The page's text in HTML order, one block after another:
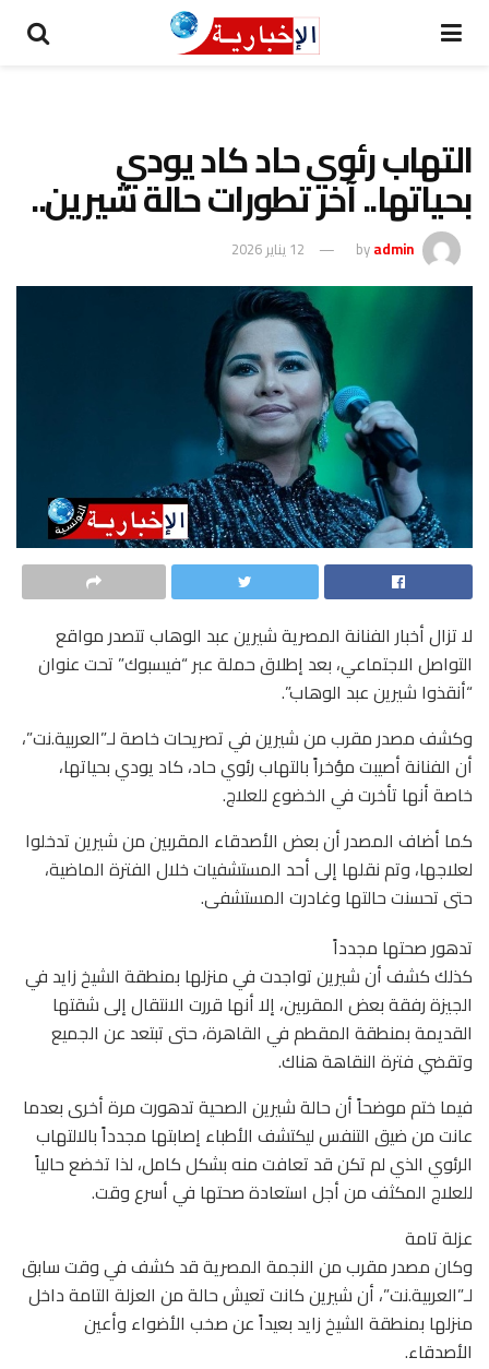
التهاب رئوي حاد كاد يودي
بحياتها.. آخر تطورات حالة شيرين..
byadmin 12 يناير 2026
لا تزال أخبار الفنانة المصرية شيرين عبد الوهاب تتصدر مواقع
التواصل الاجتماعي، بعد إطلاق حملة عبر “فيسبوك” تحت عنوان
“أنقذوا شيرين عبد الوهاب”.
وكشف مصدر مقرب من شيرين في تصريحات خاصة لـ”العربية.نت”،
أن الفنانة أصيبت مؤخراً بالتهاب رئوي حاد، كاد يودي بحياتها،
خاصة أنها تأخرت في الخضوع للعلاج.
كما أضاف المصدر أن بعض الأصدقاء المقربين من شيرين تدخلوا
لعلاجها، وتم نقلها إلى أحد المستشفيات خلال الفترة الماضية،
حتى تحسنت حالتها وغادرت المستشفى.
تدهور صحتها مجدداً
كذلك كشف أن شيرين تواجدت في منزلها بمنطقة الشيخ زايد في
الجيزة رفقة بعض المقربين، إلا أنها قررت الانتقال إلى شقتها
القديمة بمنطقة المقطم في القاهرة، حتى تبتعد عن الجميع
وتقضي فترة النقاهة هناك.
فيما ختم موضحاً أن حالة شيرين الصحية تدهورت مرة أخرى بعدما
عانت من ضيق التنفس ليكتشف الأطباء إصابتها مجدداً بالالتهاب
الرئوي الذي لم تكن قد تعافت منه بشكل كامل، لذا تخضع حالياً
للعلاج المكثف من أجل استعادة صحتها في أسرع وقت.
عزلة تامة
وكان مصدر مقرب من النجمة المصرية قد كشف في وقت سابق
لـ”العربية.نت”، أن شيرين كانت تعيش حالة من العزلة التامة داخل
منزلها بمنطقة الشيخ زايد بعيداً عن صخب الأضواء وأعين
الأصدقاء.